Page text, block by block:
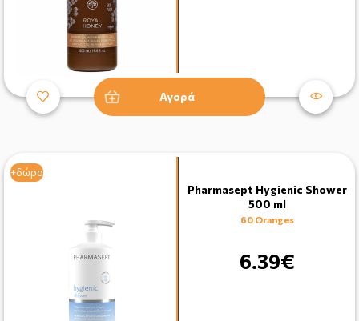
Αγορά
+δώρο
Pharmasept Hygienic Shower
500 ml
60 Oranges
6.39€